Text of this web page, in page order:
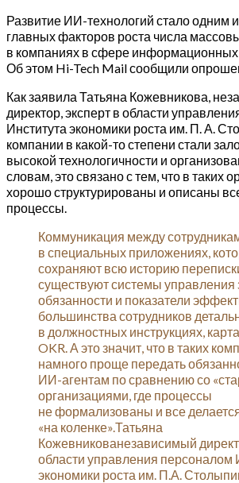
Развитие ИИ-технологий стало одним
главных факторов роста числа
в компаниях в сфере информационных
Об этом Hi-Tech Mail сообщили
Как заявила Татьяна Кожевникова,
директор, эксперт в области
Института экономики роста им. П. А.
компании в какой-то степени стали
высокой технологичности и
словам, это связано с тем, что в таких
хорошо структурированы и описаны
процессы.
Коммуникация между
в специальных приложениях,
сохраняют всю историю
существуют системы управления
обязанности и показатели
большинства сотрудников
в должностных инструкциях,
OKR. А это значит, что в таких
намного проще передать
ИИ-агентам по сравнению со
организациями, где процессы
не формализованы и все
«на коленке».Татьяна
Кожевникованезависимый
области управления персоналом
экономики роста им. П.А.